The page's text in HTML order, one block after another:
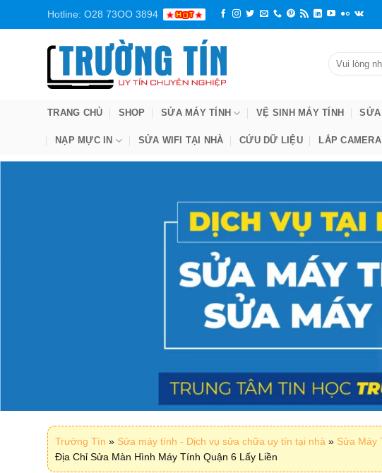
Hotline: O28 73OO 3894
TRANG CHỦ SHOP SỬA MÁY TÍNH VỆ SINH MÁY TÍNH
NẠP MỰC IN SỬA WIFI TẠI NHÀ CỨU DỮ LIỆU LẮP
Trường Tín » Sửa máy tính - Dịch vụ sửa chữa uy tín tại nhà » Sửa Máy
Địa Chỉ Sửa Màn Hình Máy Tính Quận 6 Lấy Liền